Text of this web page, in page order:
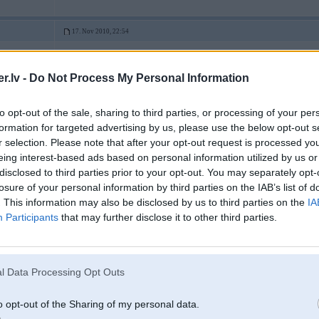
- Do Not Process My Personal Information
opt-out of the sale, sharing to third parties, or processing of your
for targeted advertising by us, please use the below opt-out
selection. Please note that after your opt-out request is processed
interest-based ads based on personal information utilized by us
to third parties prior to your opt-out. You may separately
of your personal information by third parties on the IAB’s list of
This information may also be disclosed by us to third parties on the
Participants that may further disclose it to other third parties.
Data Processing Opt Outs
opt-out of the Sharing of my personal data.
17. Nov 2010, 22:54
Varu teikt tik vienuka katrai tehnikai ir savas prasības pret degvielu. Piem
lukoila, nekadu starpibu neredzu ne pateriņā ne jauda. Bet mocī varu liet
lai iedarbinātu, neste ari neīpasi patika
17. Nov 2010, 22:55
17 Nov 2010, 22:46:56 zzs rakstīja:
un kad atnāks austrumu gudrais, kas šo shitu reiz pamatos>
gribi teikt, ka tankos ielej preciizi tik cik uz displeja?
nesmiidini
jautaajums tikai ir par cik...domaaju ,ka LV ierindas mietpilsonnus apzog arii
17. Nov 2010, 22:55